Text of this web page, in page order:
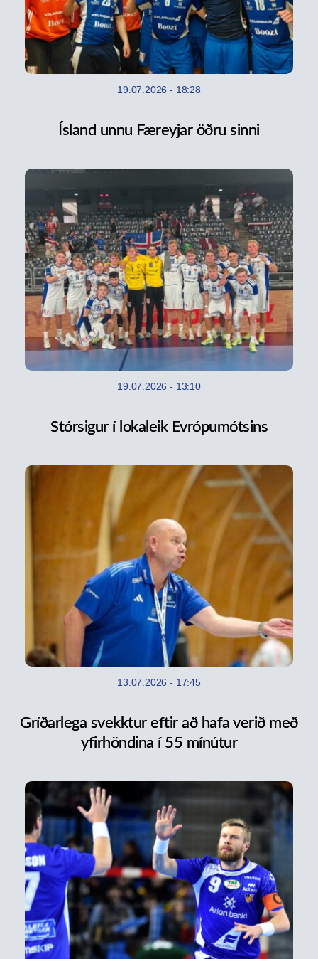
19.07.2026 - 18:28
Ísland unnu Færeyjar öðru sinni
19.07.2026 - 13:10
Stórsigur í lokaleik Evrópumótsins
13.07.2026 - 17:45
Gríðarlega svekktur eftir að hafa verið með
yfirhöndina í 55 mínútur